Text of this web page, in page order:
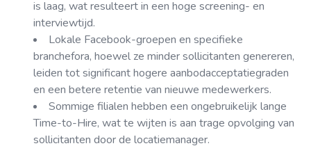
is laag, wat resulteert in een hoge screening- en
interviewtijd.
Lokale Facebook-groepen en specifieke
branchefora, hoewel ze minder sollicitanten genereren,
leiden tot significant hogere aanbodacceptatiegraden
en een betere retentie van nieuwe medewerkers.
Sommige filialen hebben een ongebruikelijk lange
Time-to-Hire, wat te wijten is aan trage opvolging van
sollicitanten door de locatiemanager.